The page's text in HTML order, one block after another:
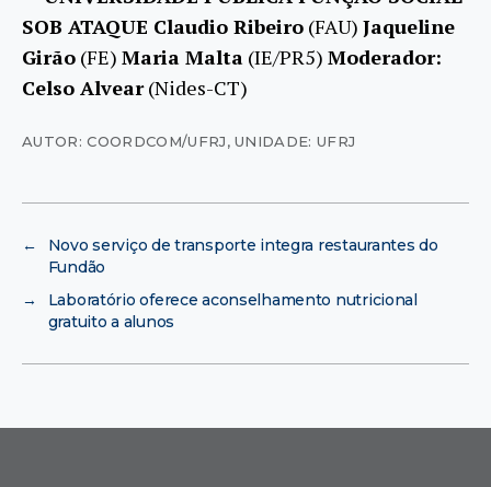
SOB ATAQUE Claudio Ribeiro (FAU) Jaqueline
Girão (FE) Maria Malta (IE/PR5) Moderador:
Celso Alvear(Nides-CT)
AUTOR: COORDCOM/UFRJ,UNIDADE: UFRJ
←
Novo serviço de transporte integra restaurantes do
Fundão
→
Laboratório oferece aconselhamento nutricional
gratuito a alunos